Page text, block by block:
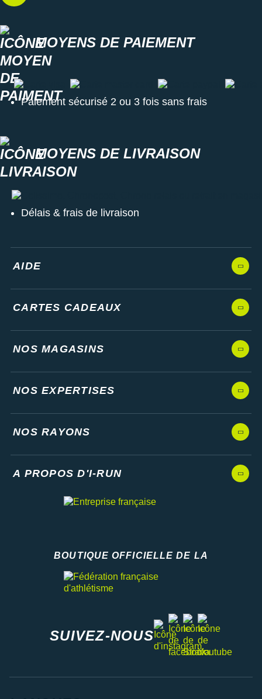
MOYENS DE PAIEMENT
Carte visa Carte master card Carte paypal Carte
Paiement sécurisé 2 ou 3 fois sans frais
MOYENS DE LIVRAISON
Colissimo, Chronopost, Chrono relais ou retrait en magasin
Délais & frais de livraison
AIDE
CARTES CADEAUX
NOS MAGASINS
NOS EXPERTISES
NOS RAYONS
A PROPOS D'I-RUN
BOUTIQUE OFFICIELLE DE LA
SUIVEZ-NOUS
instagram
facebook
stravayoutube